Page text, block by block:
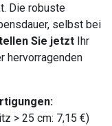
Die robuste
selbst bei
Sie jetzt Ihr
hervorragenden
> 25 cm: 7,15 €)